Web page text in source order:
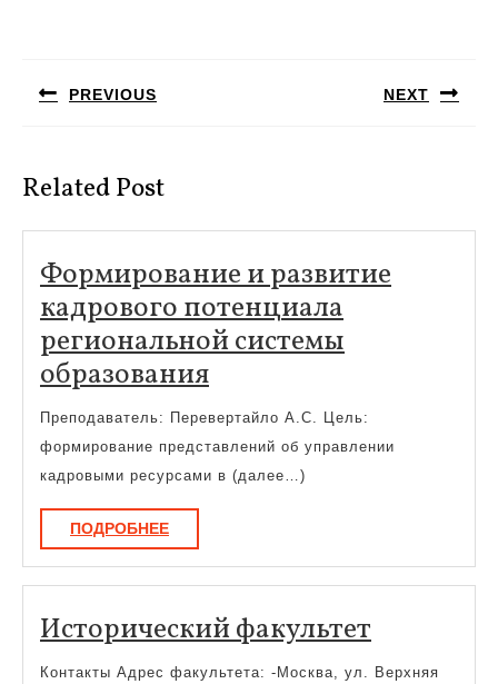
записям
PREVIOUS NEXT
Related Post
Формирование и развитие
кадрового потенциала
региональной системы
образованияФормирование
и
развитие
кадрового
системы
образования
Преподаватель: Перевертайло А.С. Цель:
формирование представлений об управлении
кадровыми ресурсами в (далее…)
ПОДРОБНЕЕПОДРОБНЕЕ
Исторический факультет
Контакты Адрес факультета: -Москва, ул. Верхняя